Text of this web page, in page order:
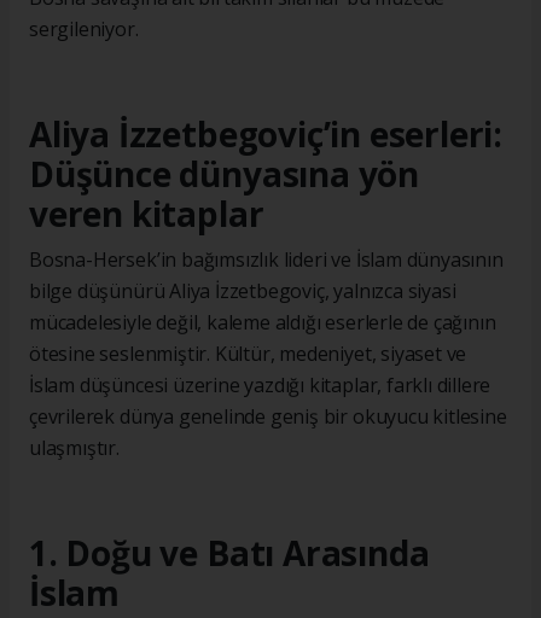
sergileniyor.
Aliya İzzetbegoviç’in eserleri:
Düşünce dünyasına yön
veren kitaplar
Bosna-Hersek’in bağımsızlık lideri ve İslam dünyasının
bilge düşünürü Aliya İzzetbegoviç, yalnızca siyasi
mücadelesiyle değil, kaleme aldığı eserlerle de çağının
ötesine seslenmiştir. Kültür, medeniyet, siyaset ve
İslam düşüncesi üzerine yazdığı kitaplar, farklı dillere
çevrilerek dünya genelinde geniş bir okuyucu kitlesine
ulaşmıştır.
1. Doğu ve Batı Arasında
İslam